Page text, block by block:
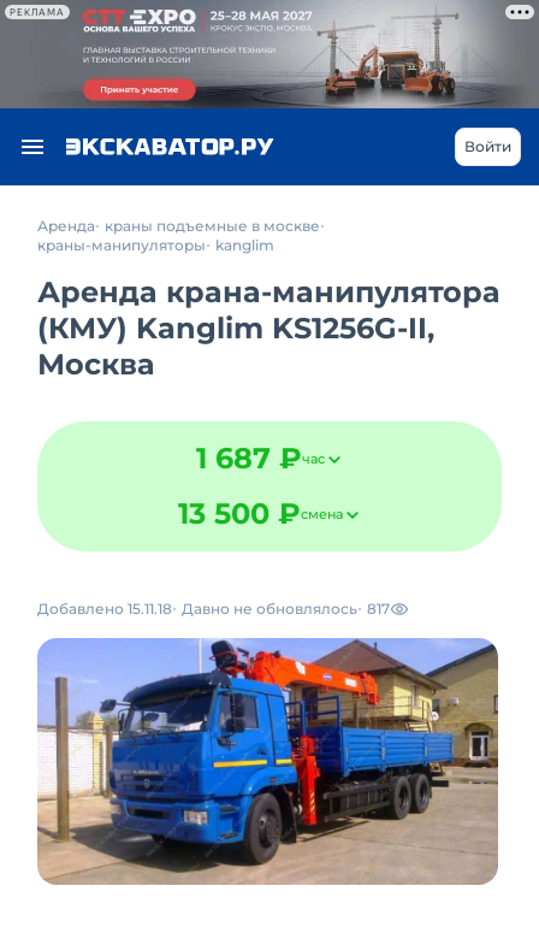
РЕКЛАМА
Войти
Аренда
краны подъемные в москве
краны-манипуляторы
kanglim
Аренда крана-манипулятора
(КМУ) Kanglim KS1256G-II,
Москва
1 687 ₽час
13 500 ₽смена
Добавлено 15.11.18 Давно не обновлялось 817